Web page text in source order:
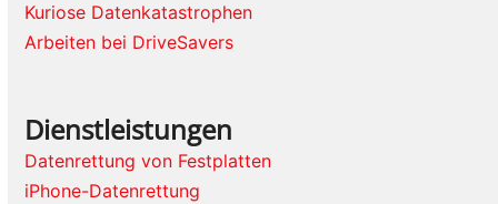
Kuriose Datenkatastrophen
Arbeiten bei DriveSavers
Dienstleistungen
Datenrettung von Festplatten
iPhone-Datenrettung